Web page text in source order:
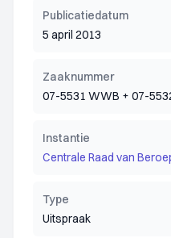
Publicatiedatum
5 april 2013
Zaaknummer
07-5531 WWB + 07-
Instantie
Centrale Raad van
Type
Uitspraak